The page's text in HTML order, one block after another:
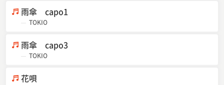
雨傘 capo1
TOKIO
雨傘 capo3
TOKIO
花唄